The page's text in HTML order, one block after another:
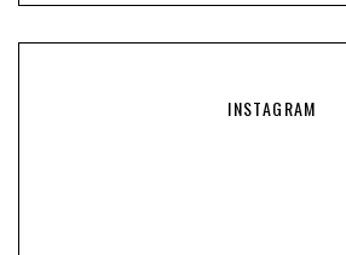
INSTAGRAM